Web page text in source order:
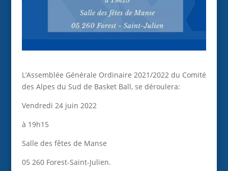
L’Assemblée Générale Ordinaire 2021/2022 du Comité
des Alpes du Sud de Basket Ball, se déroulera:
Vendredi 24 juin 2022
à 19h15
Salle des fêtes de Manse
05 260 Forest-Saint-Julien.